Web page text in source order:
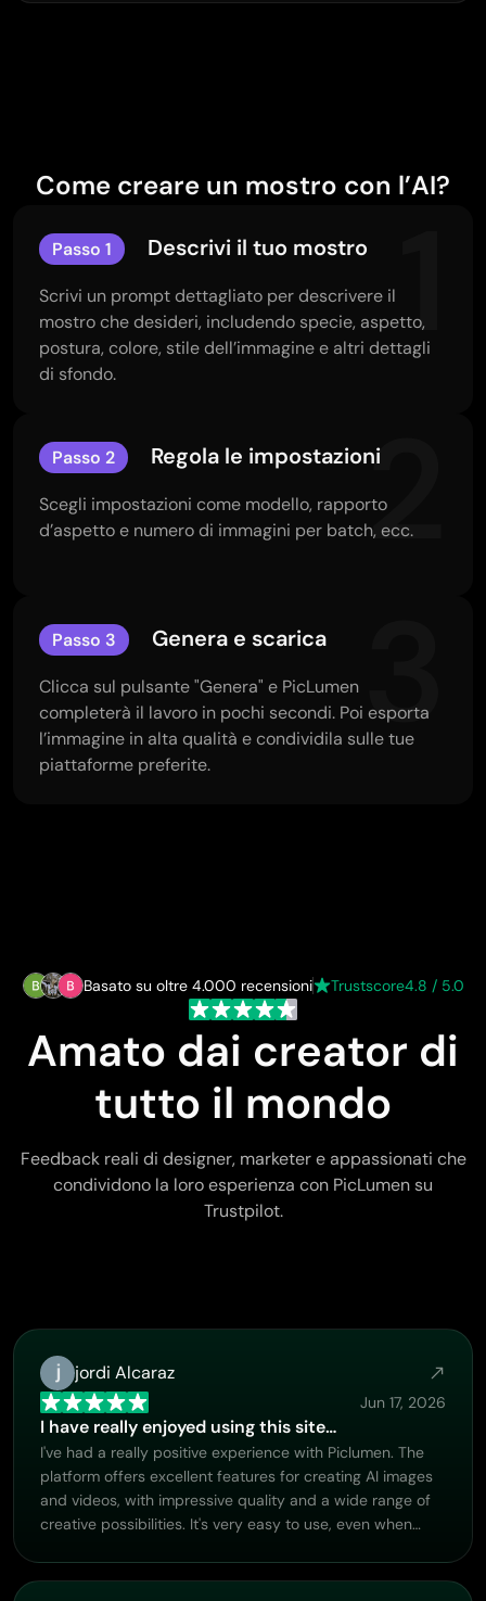
Come creare un mostro con l’AI?
Passo 1 Descrivi il tuo mostro 1
Scrivi un prompt dettagliato per descrivere il
mostro che desideri, includendo specie, aspetto,
postura, colore, stile dell’immagine e altri dettagli
di sfondo.
Passo 2 Regola le impostazioni2
Scegli impostazioni come modello, rapporto
d’aspetto e numero di immagini per batch, ecc.
Passo 3 Genera e scarica 3
Clicca sul pulsante "Genera" e PicLumen
completerà il lavoro in pochi secondi. Poi esporta
l’immagine in alta qualità e condividila sulle tue
piattaforme preferite.
Basato su oltre 4.000 recensioni Trustscore4.8 / 5.0
Amato dai creator di
tutto il mondo
Feedback reali di designer, marketer e appassionati che
condividono la loro esperienza con PicLumen su
Trustpilot.
jordi Alcaraz
Jun 17, 2026
I have really enjoyed using this site…
I've had a really positive experience with Piclumen. The
platform offers excellent features for creating AI images
and videos, with impressive quality and a wide range of
creative possibilities. It's very easy to use, even when